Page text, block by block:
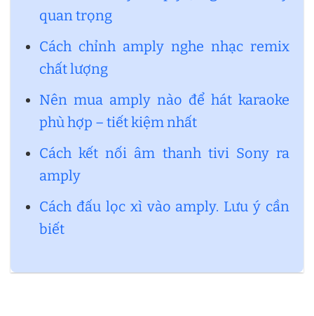
quan trọng
Cách chỉnh amply nghe nhạc remix
chất lượng
Nên mua amply nào để hát karaoke
phù hợp – tiết kiệm nhất
Cách kết nối âm thanh tivi Sony ra
amply
Cách đấu lọc xì vào amply. Lưu ý cần
biết